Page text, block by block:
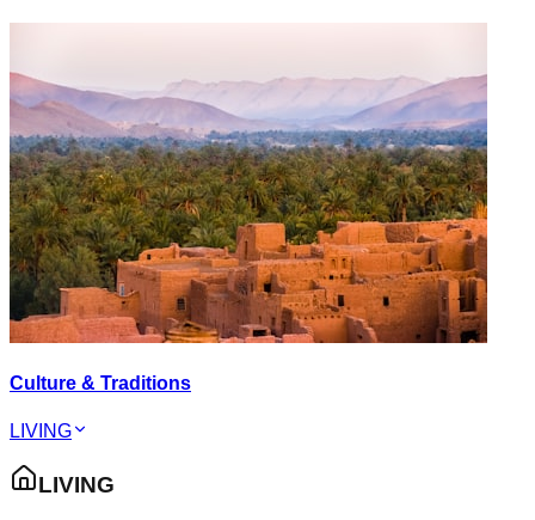
Culture & Traditions
LIVING
LIVING